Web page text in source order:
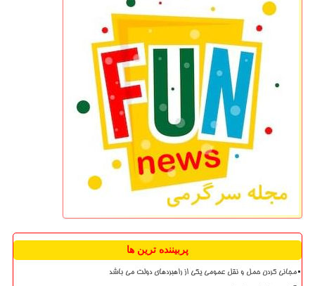
پربیننده ترین ها
مجانی کردن حمل و نقل عمومی یکی از راهبردهای دولت می باشد